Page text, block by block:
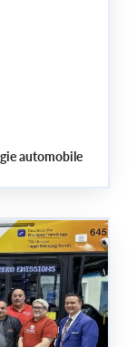
automobile